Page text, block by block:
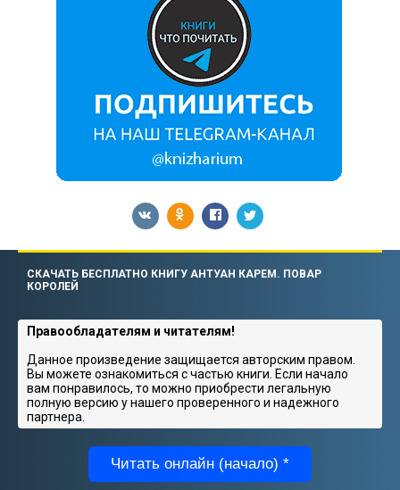
СКАЧАТЬ БЕСПЛАТНО КНИГУ АНТУАН КАРЕМ. ПОВАР
КОРОЛЕЙ
Правообладателям и читателям!
Данное произведение защищается авторским правом.
Вы можете ознакомиться с частью книги. Если начало
вам понравилось, то можно приобрести легальную
полную версию у нашего проверенного и надежного
партнера.
Читать онлайн (начало) *